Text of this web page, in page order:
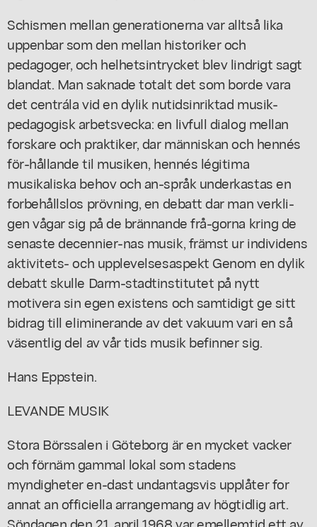
Schismen mellan generationerna var alltså lika
uppenbar som den mellan historiker och
pedagoger, och helhetsintrycket blev lindrigt sagt
blandat. Man saknade totalt det som borde vara
det centrála vid en dylik nutidsinriktad musik-
pedagogisk arbetsvecka: en livfull dialog mellan
forskare och praktiker, dar människan och hennés
för-hållande til musiken, hennés légitima
musikaliska behov och an-språk underkastas en
forbehållslos prövning, en debatt dar man verkli-
gen vågar sig på de brännande frå-gorna kring de
senaste decennier-nas musik, främst ur individens
aktivitets- och upplevelsesaspekt Genom en dylik
debatt skulle Darm-stadtinstitutet på nytt
motivera sin egen existens och samtidigt ge sitt
bidrag till eliminerande av det vakuum vari en så
väsentlig del av vår tids musik befinner sig.
Hans Eppstein.
LEVANDE MUSIK
Stora Börssalen i Göteborg är en mycket vacker
och förnäm gammal lokal som stadens
myndigheter en-dast undantagsvis upplåter for
annat an officiella arrangemang av högtidlig art.
Söndagen den 21. april 1968 var emellemtid ett av